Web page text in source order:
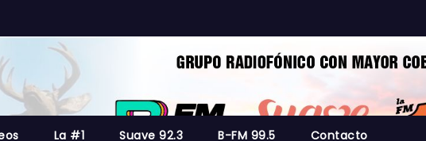
La #1 Suave 92.3 B-FM 99.5 Contacto